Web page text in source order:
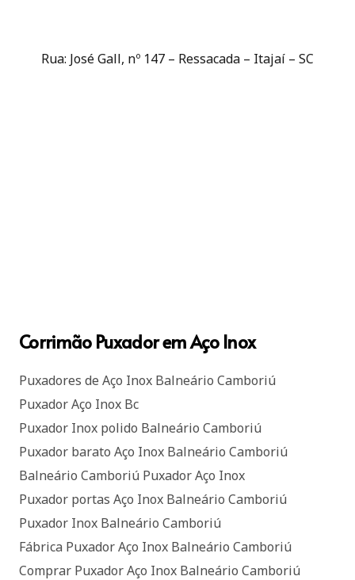
Rua: José Gall, nº 147 – Ressacada – Itajaí – SC
Corrimão Puxador em Aço Inox
Puxadores de Aço Inox Balneário Camboriú
Puxador Aço Inox Bc
Puxador Inox polido Balneário Camboriú
Puxador barato Aço Inox Balneário Camboriú
Balneário Camboriú Puxador Aço Inox
Puxador portas Aço Inox Balneário Camboriú
Puxador Inox Balneário Camboriú
Fábrica Puxador Aço Inox Balneário Camboriú
Comprar Puxador Aço Inox Balneário Camboriú